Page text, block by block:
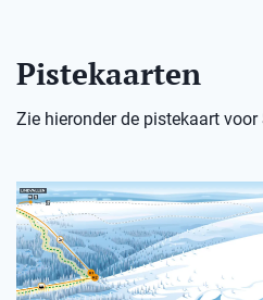
Pistekaarten
Zie hieronder de pistekaart voor